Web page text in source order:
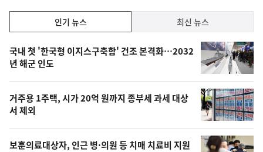
락
기,
최
신,
오
늘
의
영
인기 뉴스 최신 뉴스
기
뉴
스
국내 첫 '한국형 이지스구축함' 건조 본격화…2032
년 해군 인도
거주용 1주택, 시가 20억 원까지 종부세 과세 대상
서 제외
보훈의료대상자, 인근 병·의원 등 치매 치료비 지원